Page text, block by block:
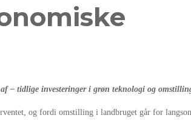
– tidlige investeringer i grøn teknologi og
og fordi omstilling i landbruget går for